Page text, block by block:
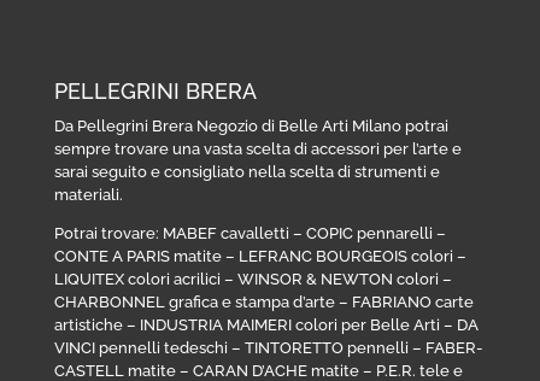
PELLEGRINI BRERA
Da Pellegrini Brera Negozio di Belle Arti Milano potrai
sempre trovare una vasta scelta di accessori per l’arte e
sarai seguito e consigliato nella scelta di strumenti e
materiali.
Potrai trovare: MABEF cavalletti – COPIC pennarelli –
CONTE A PARIS matite– LEFRANC BOURGEOIS colori –
LIQUITEX colori acrilici – WINSOR & NEWTON colori –
CHARBONNEL grafica e stampa d’arte– FABRIANO carte
artistiche– INDUSTRIA MAIMERI colori per Belle Arti – DA
VINCI pennelli tedeschi – TINTORETTO pennelli – FABER-
CASTELL matite– CARAN D’ACHE matite– P.E.R. tele e